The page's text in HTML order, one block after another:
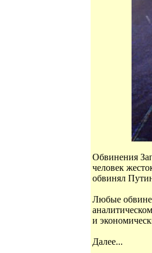
Обвинения
человек
обвинял
Любые
и
Далее...